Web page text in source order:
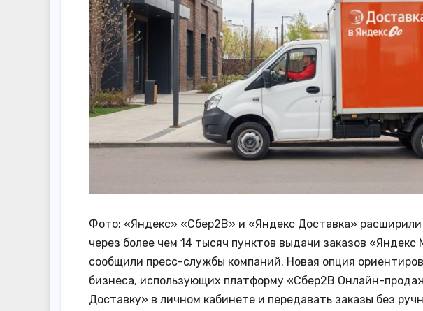
Фото: «Яндекс» «Сбер2B» и «Яндекс Доставка»
через более чем 14 тысяч пунктов выдачи заказов
сообщили пресс-службы компаний. Новая опция
бизнеса, использующих платформу «Сбер2B Онлайн-
Доставку» в личном кабинете и передавать заказы без